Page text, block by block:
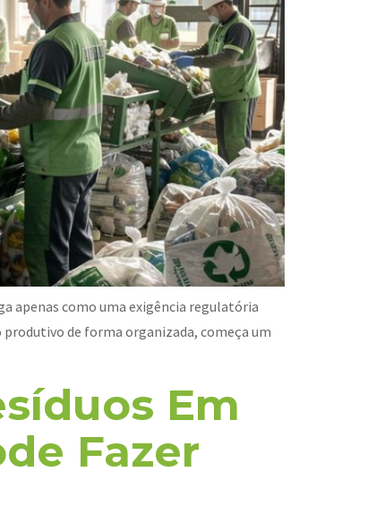
apenas como uma exigência regulatória
de forma organizada, começa um
Em
Fazer